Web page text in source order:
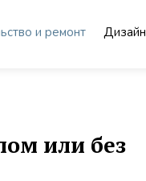
и ремонт Дизайн
или без